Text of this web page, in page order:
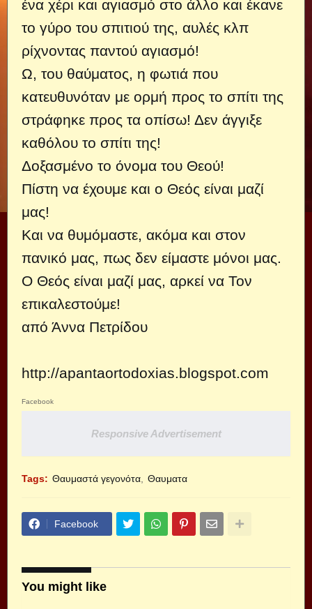
ένα χέρι και αγιασμό στο άλλο και έκανε
το γύρο του σπιτιού της, αυλές κλπ
ρίχνοντας παντού αγιασμό!
Ω, του θαύματος, η φωτιά που
κατευθυνόταν με ορμή προς το σπίτι της
στράφηκε προς τα οπίσω! Δεν άγγιξε
καθόλου το σπίτι της!
Δοξασμένο το όνομα του Θεού!
Πίστη να έχουμε και ο Θεός είναι μαζί
μας!
Και να θυμόμαστε, ακόμα και στον
πανικό μας, πως δεν είμαστε μόνοι μας.
Ο Θεός είναι μαζί μας, αρκεί να Τον
επικαλεστούμε!
από Άννα Πετρίδου
http://apantaortodoxias.blogspot.com
Facebook
Responsive Advertisement
Tags: Θαυμαστά γεγονότα Θαυματα
Facebook
You might like